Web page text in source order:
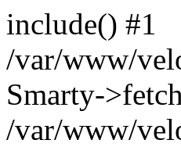
include() #1
/var/www/
Smarty-
/var/www/